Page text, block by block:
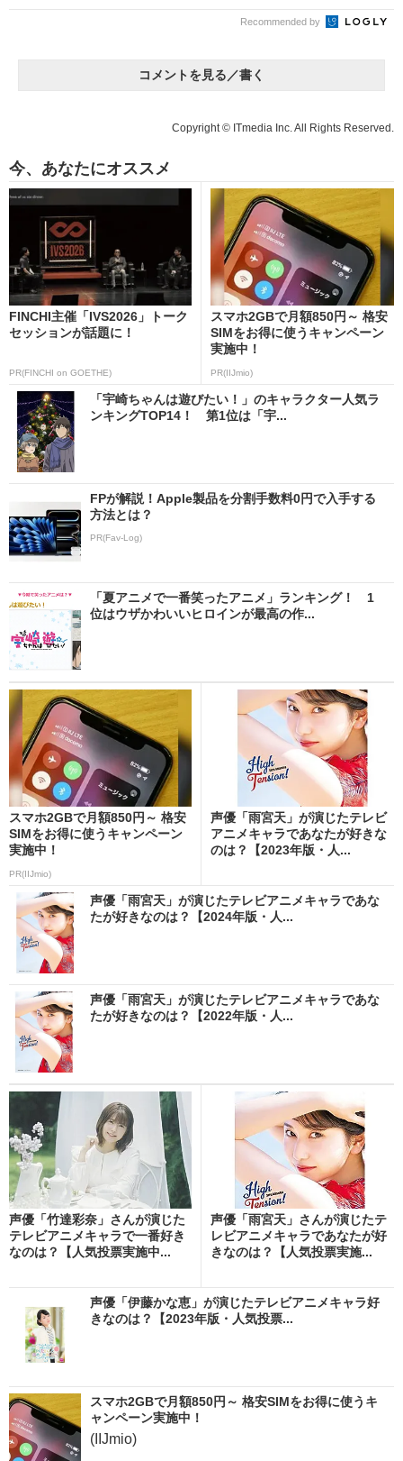
Recommended by
コメントを見る／書く
Copyright © ITmedia Inc. All Rights Reserved.
今、あなたにオススメ
FINCHI主催「IVS2026」トーク
セッションが話題に！
PR(FINCHI on GOETHE)
スマホ2GBで月額850円～ 格安
SIMをお得に使うキャンペーン
実施中！
PR(IIJmio)
「宇崎ちゃんは遊びたい！」のキャラクター人気ラ
ンキングTOP14！ 第1位は「宇...
FPが解説！Apple製品を分割手数料0円で入手する
方法とは？
PR(Fav-Log)
「夏アニメで一番笑ったアニメ」ランキング！ 1
位はウザかわいいヒロインが最高の作...
スマホ2GBで月額850円～ 格安
SIMをお得に使うキャンペーン
実施中！
PR(IIJmio)
声優「雨宮天」が演じたテレビ
アニメキャラであなたが好きな
のは？【2023年版・人...
声優「雨宮天」が演じたテレビアニメキャラであな
たが好きなのは？【2024年版・人...
声優「雨宮天」が演じたテレビアニメキャラであな
たが好きなのは？【2022年版・人...
声優「竹達彩奈」さんが演じた
テレビアニメキャラで一番好き
なのは？【人気投票実施中...
声優「雨宮天」さんが演じたテ
レビアニメキャラであなたが好
きなのは？【人気投票実施...
声優「伊藤かな恵」が演じたテレビアニメキャラ好
きなのは？【2023年版・人気投票...
スマホ2GBで月額850円～ 格安SIMをお得に使うキ
ャンペーン実施中！
(IIJmio)